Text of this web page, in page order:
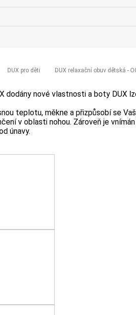
DUX pro děti DUX relaxační obuv dětská -
dodány nové vlastnosti a boty DUX
teplotu, měkne a přizpůsobí se
v oblasti nohou. Zároveň je vnímán
únavy.